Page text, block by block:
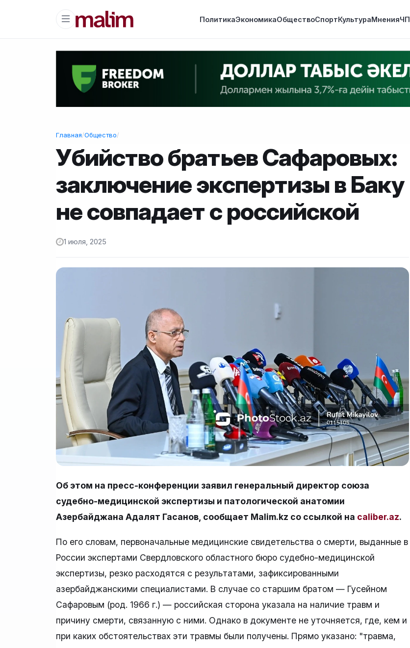
ПолитикаЭкономикаОбществоСпортКультураМненияЧП
Главная/Общество/
Убийство братьев Сафаровых:
заключение экспертизы в Баку
не совпадает с российской
1 июля, 2025
Об этом на пресс-конференции заявил генеральный директор союза
судебно-медицинской экспертизы и патологической анатомии
Азербайджана Адалят Гасанов, сообщает Malim.kz со ссылкой на caliber.az.
По его словам, первоначальные медицинские свидетельства о смерти, выданные в
России экспертами Свердловского областного бюро судебно-медицинской
экспертизы, резко расходятся с результатами, зафиксированными
азербайджанскими специалистами. В случае со старшим братом — Гусейном
Сафаровым (род. 1966 г.) — российская сторона указала на наличие травм и
причину смерти, связанную с ними. Однако в документе не уточняется, где, кем и
при каких обстоятельствах эти травмы были получены. Прямо указано: "травма,